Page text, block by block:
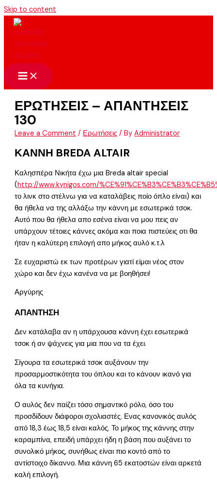
Skip to content
ΕΡΩΤΗΣΕΙΣ – ΑΠΑΝΤΗΣΕΙΣ
130
Leave a Comment / Ερωτήσεις / ByAdministrator
ΚΑΝΝΗ BREDA ALTAIR
Καλησπέρα Νικήτα έχω μια Breda altair special
(http://www.kynigos.com/
το λινκ στο στέλνω για να καταλάβεις ποίο όπλο είναι) και
θα ήθελα να της αλλάξω την κάννη με εσωτερικά τσοκ.
Αυτό που θα ήθελα απο εσένα είναι να μου πεις αν
υπάρχουν τέτοιες κάννες ακόμα και ποια πιστεύεις οτι θα
ήταν η καλύτερη επιλογή απο μήκος αυλό κ.τ.λ
Σε ευχαριστώ εκ των προτέρων γιατί είμαι νέος στον
χώρο και δεν έχω κανένα να με βοηθήσει!
Αργύρης
ΑΠΑΝΤΗΣΗ
Δεν κατάλαβα αν η υπάρχουσα κάννη έχει εσωτερικά
τσοκ ή αν ψάχνεις για μια που να τα έχει.
Σίγουρα τα εσωτερικά τσοκ αυξάνουν την
προσαρμοστικότητα του όπλου και το κάνουν ικανό για
όλα τα κυνήγια.
Ο αυλός δεν παίζει τόσο σημαντικό ρόλο, όσο του
προσδίδουν διάφοροι σχολιαστές. Ενας κανονικός αυλός
από 18,3 έως 18,5 είναι καλός. Το μήκος της κάννης στην
καραμπίνα, επειδή υπάρχει ήδη η βάση που αυξάνει το
συνολικό μήκος, συνήθως είναι πιο κοντό από το
αντίστοιχο δίκαννο. Μια κάννη 65 εκατοστών είναι αρκετά
καλή επιλογή.